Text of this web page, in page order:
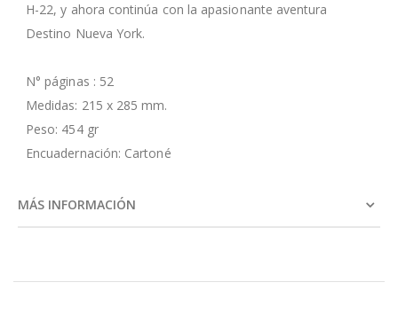
H-22, y ahora continúa con la apasionante aventura
Destino Nueva York.
N° páginas : 52
Medidas: 215 x 285 mm.
Peso: 454 gr
Encuadernación: Cartoné
MÁS INFORMACIÓN